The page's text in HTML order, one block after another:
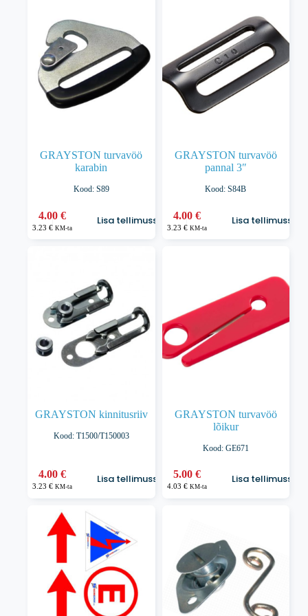
GRAYSTON turvavöö
karabin
Kood: S89
4.00€
3.23€ KM-ta
Lisa tellimusse
GRAYSTON turvavöö
pannal 3″
Kood: S84B
4.00 €
3.23 € KM-ta
Lisa tellimusse
GRAYSTON kinnitusriiv
Kood: T1500/T150003
4.00€
3.23€ KM-ta
Lisa tellimusse
GRAYSTON turvavöö
lõikur
Kood: GE671
5.00 €
4.03 € KM-ta
Lisa tellimusse